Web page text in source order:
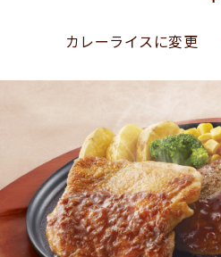
カレーライスに変更